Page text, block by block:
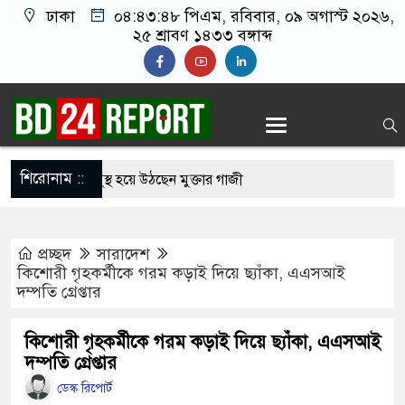
ঢাকা ০৪:৪৩:৪৯ পিএম, রবিবার, ০৯ অগাস্ট ২০২৬,
২৫ শ্রাবণ ১৪৩৩ বঙ্গাব্দ
শিরোনাম ::
চিকিৎসায় সুস্থ হয়ে উঠছেন মুক্তার গাজী
ধর্ষণের অভিযোগে পরিচালক শাকিল নূরানী গ্রেপ্তার
ইরান যুদ্ধে বাংলাদেশের ক্ষতি প্রায় ৪ বিলিয়ন ডলার: মির্জা
খাস কামরা ভাঙচুরের অভিযোগ বিএনপি নেতাকর্মীদের
প্রচ্ছদ
সারাদেশ
কিশোরী গৃহকর্মীকে গরম কড়াই দিয়ে ছ্যাঁকা, এএসআই
দম্পতি গ্রেপ্তার
কিশোরী গৃহকর্মীকে গরম কড়াই দিয়ে ছ্যাঁকা, এএসআই
দম্পতি গ্রেপ্তার
ডেস্ক রিপোর্ট